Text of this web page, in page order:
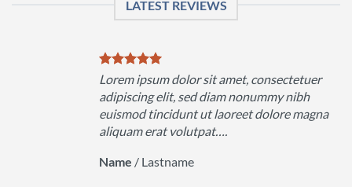
LATEST REVIEWS
Lorem ipsum dolor sit amet, consectetuer
adipiscing elit, sed diam nonummy nibh
euismod tincidunt ut laoreet dolore magna
aliquam erat volutpat….
Name / Lastname